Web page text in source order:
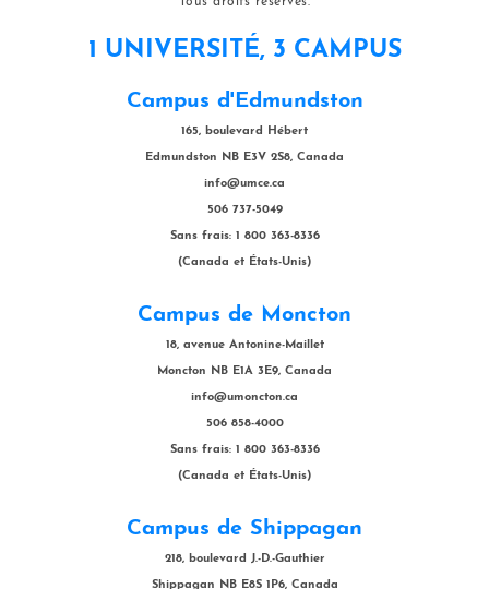
1 UNIVERSITÉ, 3 CAMPUS
Campus d'Edmundston
165, boulevard Hébert
Edmundston NB E3V 2S8, Canada
info@umce.ca
506 737-5049
Sans frais: 1 800 363-8336
(Canada et États-Unis)
Campus de Moncton
18, avenue Antonine-Maillet
Moncton NB E1A 3E9, Canada
info@umoncton.ca
506 858-4000
Sans frais: 1 800 363-8336
(Canada et États-Unis)
Campus de Shippagan
218, boulevard J.-D.-Gauthier
Shippagan NB E8S 1P6, Canada